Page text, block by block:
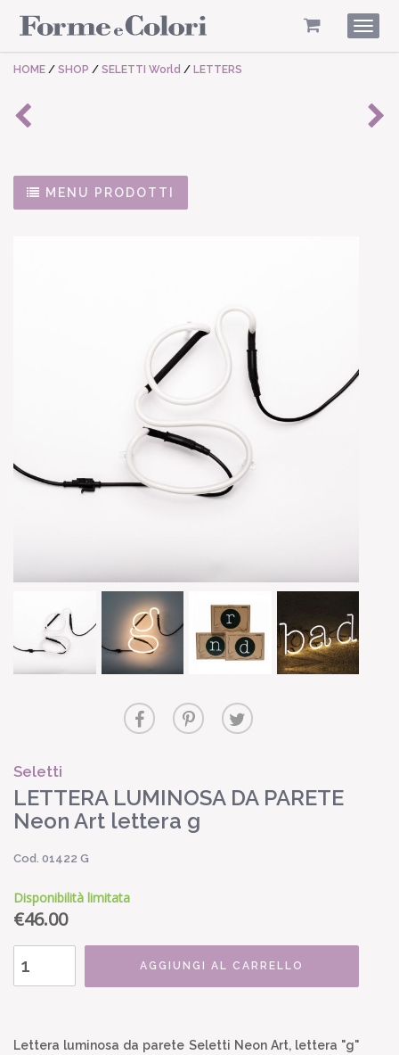
HOME / SHOP / SELETTI World / LETTERS
MENU PRODOTTI
Seletti
LETTERA LUMINOSA DA PARETE
Neon Art lettera g
Cod. 01422 G
Disponibilità limitata
€46.00
AGGIUNGI AL CARRELLO
Lettera luminosa da parete Seletti Neon Art, lettera "g"